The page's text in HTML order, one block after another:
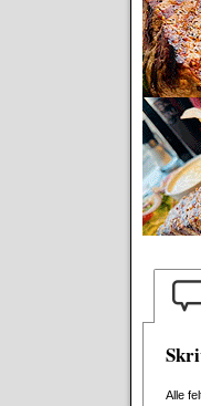
Alle